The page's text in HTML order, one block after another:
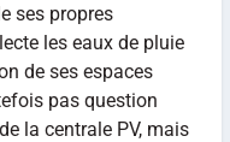
ses propres
les eaux de pluie
de ses espaces
pas question
la centrale PV, mais